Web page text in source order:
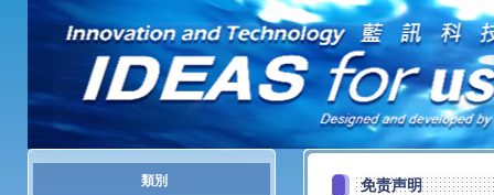
免责声明
類別